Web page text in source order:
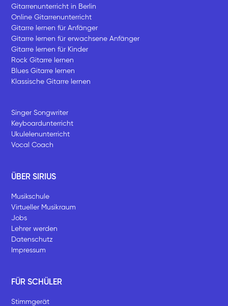
Gitarrenunterricht in Berlin
Online Gitarrenunterricht
Gitarre lernen für Anfänger
Gitarre lernen für erwachsene Anfänger
Gitarre lernen für Kinder
Rock Gitarre lernen
Blues Gitarre lernen
Klassische Gitarre lernen
Singer Songwriter
Keyboardunterricht
Ukulelenunterricht
Vocal Coach
ÜBER SIRIUS
Musikschule
Virtueller Musikraum
Jobs
Lehrer werden
Datenschutz
Impressum
FÜR SCHÜLER
Stimmgerät